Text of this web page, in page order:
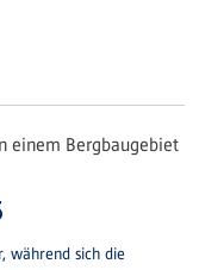
positive Entwicklung
während sich die